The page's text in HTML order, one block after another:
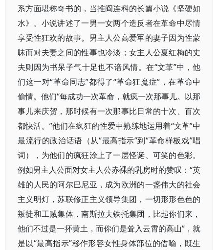
系方面堪称奇书的，当推阎连科的长篇小说《坚硬如
水》。小说讲述了一男一女两个造反者在革命中尽情
享受性狂欢的故事。男主人公高爱军的妻子因为性蒙
昧而对夫妻之间的性事也冷淡；女主人公夏红梅的丈
夫则因为书呆子气十足也不谙风情。在“文革”中，他
们这一对“革命同志”都得了“革命狂魔症”，在革命中
偷情。他们“每成功一次革命，就疯一次那事儿。以那
事儿来庆贺，那时候有一次那事比日常的十次、百次
都快活。”他们在疯狂的性爱中熟练地运用着“文革”中
最流行的政治话语（从“最高指示”到“革命样板戏”唱
词），为他们的疯狂涂上了一层怪诞、可笑的色彩。
例如男主人公面对女主人公赤裸的乳房时的赞叹：“英
雄的人民的阿尔巴尼亚，成为欧洲的一盏伟大的社会
主义明灯，苏联修正主义领导集团，一切形形色色的
叛徒和工贼集体，南斯拉夫铁托集团，比起你们来，
他们不过是一抔黄土，而你们是耸入云霄的高山”，就
是以“最高指示”移作形容女性身体部位的借喻，既生